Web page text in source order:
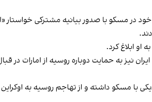
با صدور بیانیه مشترکی خواستار
او ابلاغ کرد.
نیز به حمایت دوباره روسیه از امارات در
مسکو داشته و از تهاجم روسیه به